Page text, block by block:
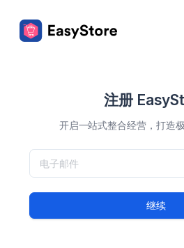
注册
开启一站式整合经营，打造
继续